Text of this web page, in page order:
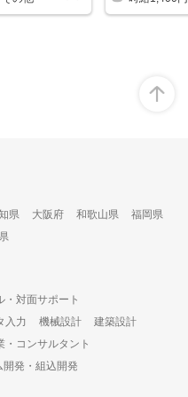
県 大阪府 和歌山県
福岡県
・対面サポート
入力 機械設計
建築設計
・コンサルタント
開発・組込開発